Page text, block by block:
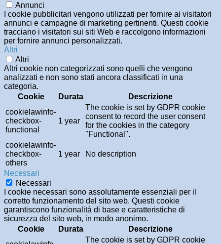
Annunci
I cookie pubblicitari vengono utilizzati per fornire ai visitatori
annunci e campagne di marketing pertinenti. Questi cookie
tracciano i visitatori sui siti Web e raccolgono informazioni
per fornire annunci personalizzati.
Altri
Altri
Altri cookie non categorizzati sono quelli che vengono
analizzati e non sono stati ancora classificati in una
categoria.
Cookie
Durata
Descrizione
cookielawinfo-
checkbox-
functional
1 year
The cookie is set by GDPR cookie
consent to record the user consent
for the cookies in the category
"Functional".
cookielawinfo-
checkbox-
others
1 year No description
Necessari
Necessari
I cookie necessari sono assolutamente essenziali per il
corretto funzionamento del sito web. Questi cookie
garantiscono funzionalità di base e caratteristiche di
sicurezza del sito web, in modo anonimo.
Cookie
Durata
Descrizione
The cookie is set by GDPR cookie